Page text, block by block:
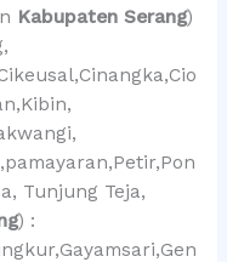
Kabupaten Serang)
Tunjung Teja,
) :